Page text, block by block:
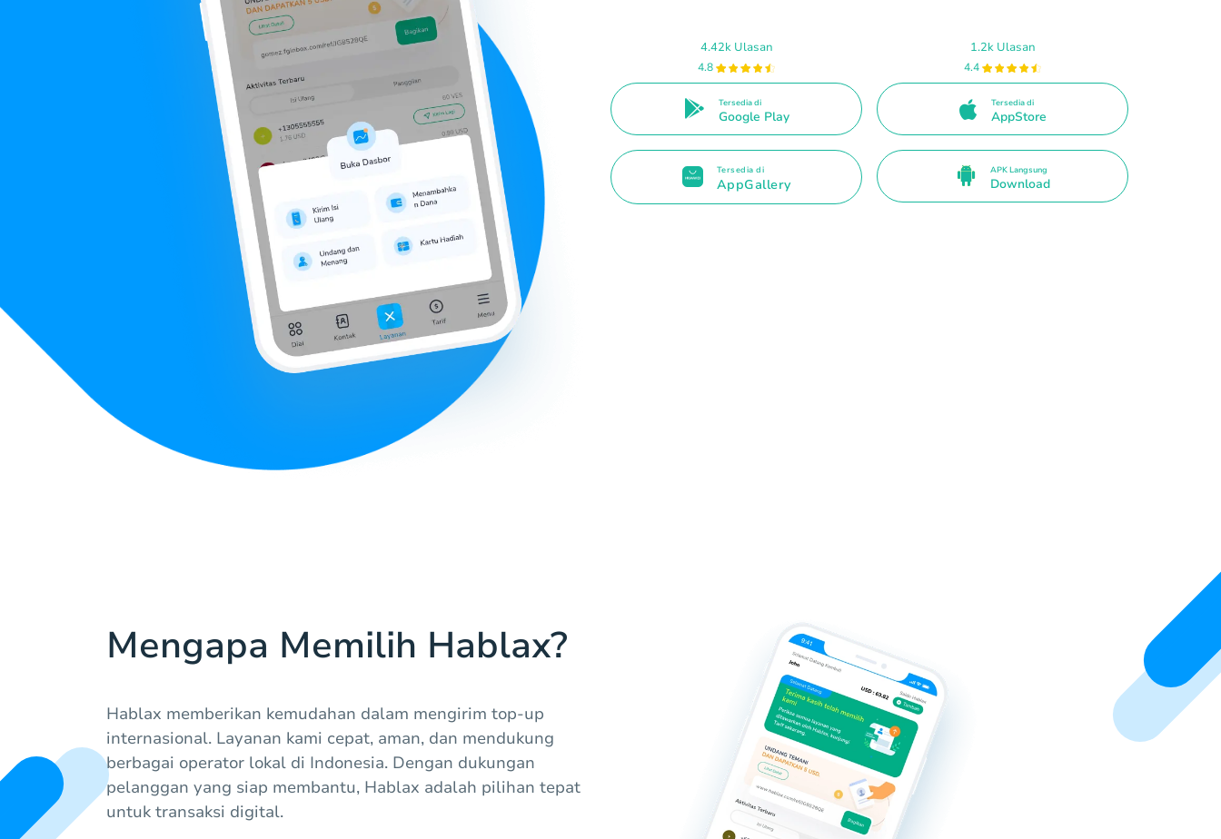
4.42k Ulasan
4.8
Tersedia di
Google Play
1.2k Ulasan
4.4
Tersedia di
AppStore
Tersedia di
AppGallery
APK Langsung
Download
Mengapa Memilih Hablax?
Hablax memberikan kemudahan dalam mengirim top-up
internasional. Layanan kami cepat, aman, dan mendukung
berbagai operator lokal di Indonesia. Dengan dukungan
pelanggan yang siap membantu, Hablax adalah pilihan tepat
untuk transaksi digital.